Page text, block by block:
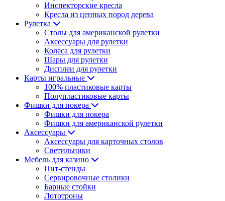
Инспекторские кресла
Кресла из ценных пород дерева
Рулетка
Столы для американской рулетки
Аксессуары для рулетки
Колеса для рулетки
Шары для рулетки
Дисплеи для рулетки
Карты игральные
100% пластиковые карты
Полупластиковые карты
Фишки для покера
Фишки для покера
Фишки для американской рулетки
Аксессуары
Аксессуары для карточных столов
Светильники
Мебель для казино
Пит-стенды
Сервировочные столики
Барные стойки
Лототроны